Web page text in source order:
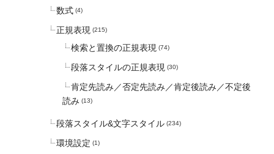
数式 (4)
正規表現 (215)
検索と置換の正規表現 (74)
段落スタイルの正規表現 (30)
肯定先読み／否定先読み／肯定後読み／不定後
読み (13)
段落スタイル&文字スタイル (234)
環境設定 (1)